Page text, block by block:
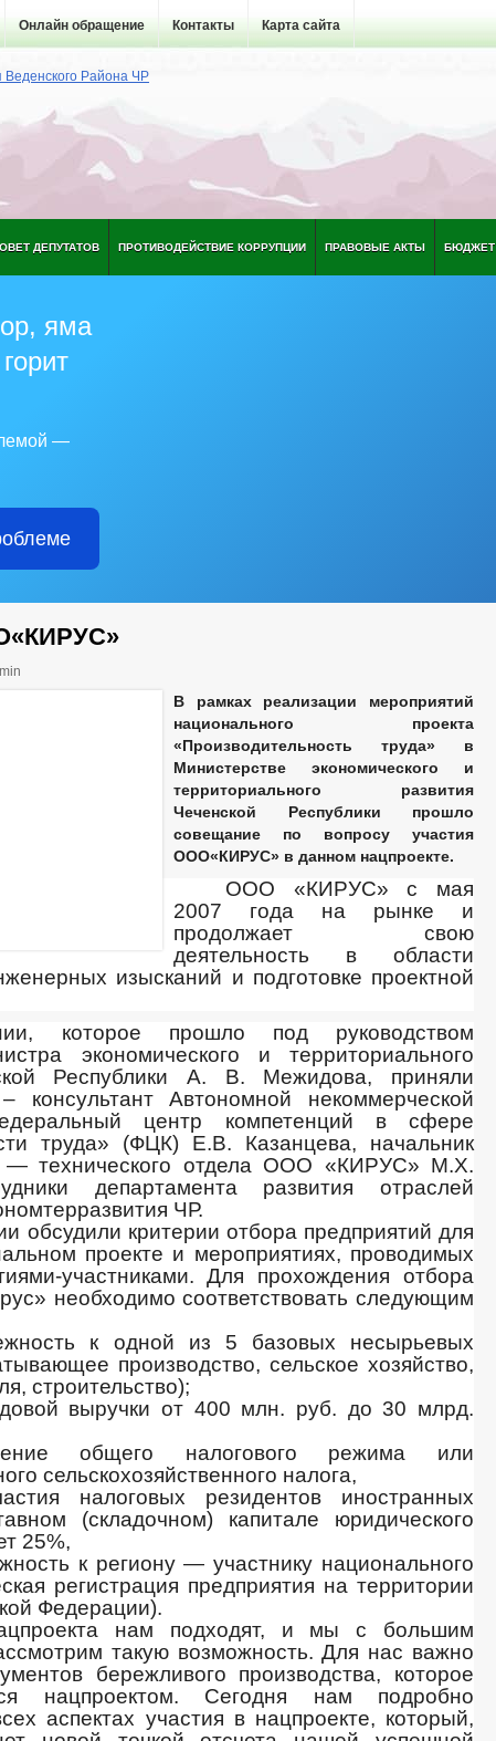
Онлайн обращение Контакты Карта сайта
ДЕПУТАТОВ ПРОТИВОДЕЙСТВИЕ КОРРУПЦИИ ПРАВОВЫЕ АКТЫ БЮДЖЕТ
яма
—
В рамках реализации мероприятий
национального проекта
«Производительность труда» в
Министерстве экономического и
территориального развития
Чеченской Республики прошло
совещание по вопросу участия
ООО«КИРУС» в данном нацпроекте.
ООО «КИРУС» с мая
2007 года на рынке и
продолжает свою
деятельность в области
изысканий и подготовке проектной
которое прошло под руководством
экономического и территориального
Республики А. В. Межидова, приняли
консультант Автономной некоммерческой
центр компетенций в сфере
труда» (ФЦК) Е.В. Казанцева, начальник
— технического отдела ООО «КИРУС» М.Х.
департамента развития отраслей
ЧР.
обсудили критерии отбора предприятий для
проекте и мероприятиях, проводимых
участниками. Для прохождения отбора
необходимо соответствовать следующим
к одной из 5 базовых несырьевых
производство, сельское хозяйство,
строительство);
выручки от 400 млн. руб. до 30 млрд.
общего налогового режима или
сельскохозяйственного налога,
налоговых резидентов иностранных
(складочном) капитале юридического
25%,
к региону — участнику национального
регистрация предприятия на территории
Федерации).
нам подходят, и мы с большим
такую возможность. Для нас важно
бережливого производства, которое
нацпроектом. Сегодня нам подробно
аспектах участия в нацпроекте, который,